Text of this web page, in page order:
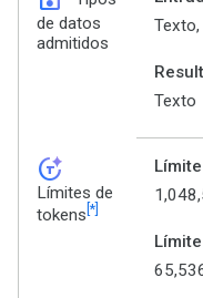
de datos
admitidos
Texto,
Texto
token_auto
Límites de
tokens [*]